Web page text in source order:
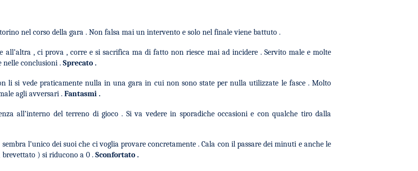
nel corso della gara . Non falsa mai un intervento e solo nel finale viene battuto .
all’altra , ci prova , corre e si sacrifica ma di fatto non riesce mai ad incidere . Servito male e molte
nelle conclusioni . Sprecato .
li si vede praticamente nulla in una gara in cui non sono state per nulla utilizzate le fasce . Molto
agli avversari . Fantasmi .
all’interno del terreno di gioco . Si va vedere in sporadiche occasioni e con qualche tiro dalla
l’unico dei suoi che ci voglia provare concretamente . Cala con il passare dei minuti e anche le
) si riducono a 0 . Sconfortato .